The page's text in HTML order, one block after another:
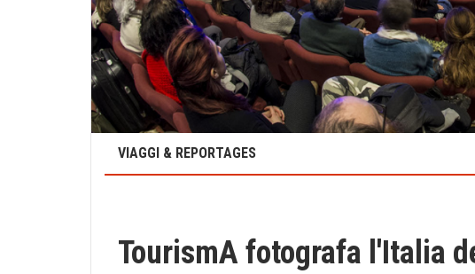
VIAGGI & REPORTAGES
TourismA fotografa l'Italia